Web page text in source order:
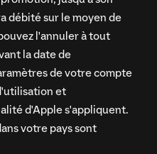
débité sur le moyen de
l'annuler à tout
la date de
de votre compte
et
d'Apple s'appliquent.
votre pays sont